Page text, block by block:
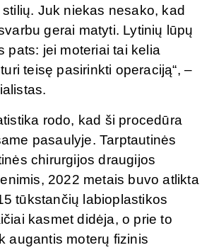
Juk niekas nesako, kad
gerai matyti. Lytinių lūpų
pats: jei moteriai tai kelia
teisę pasirinkti operaciją“, –
rodo, kad ši procedūra
pasaulyje. Tarptautinės
chirurgijos draugijos
2022 metais buvo atlikta
tūkstančių labioplastikos
kasmet didėja, o prie to
augantis moterų fizinis